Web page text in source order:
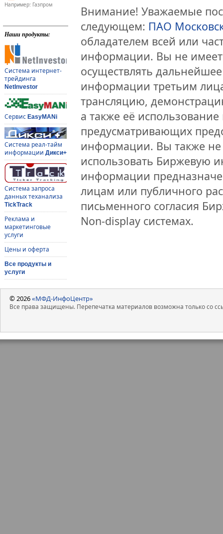
Например: Газпром
Наши продукты:
Система интернет-
трейдинга
NetInvestor
Сервис EasyMANi
Система реал-тайм
информации Дикси+
Система запроса
данных теханализа
TickTrack
Реклама и
маркетинговые
услуги
Цены и оферта
Все продукты и
услуги
Внимание! Уважаемые
следующем: ПАО
обладателем всей или
информации. Вы не
осуществлять
информации третьим
трансляцию,
а также её
предусматривающих
информации. Вы также не
использовать Биржевую
информации
лицам или публичного
письменного согласия
Non-display системах.
© 2026«МФД-ИнфоЦентр»
Все права защищены. Перепечатка материалов возможна только со